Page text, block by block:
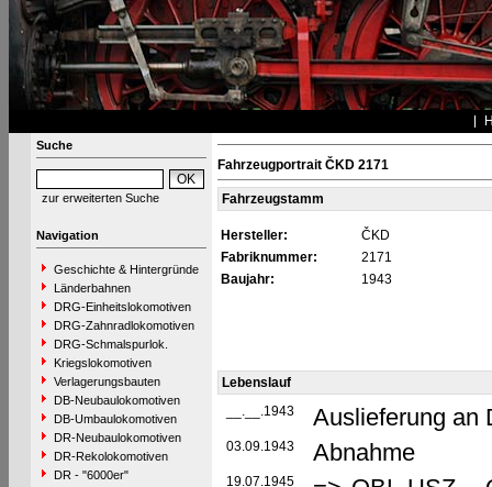
Suche
zur erweiterten Suche
Navigation
Geschichte & Hintergründe
Länderbahnen
DRG-Einheitslokomotiven
DRG-Zahnradlokomotiven
DRG-Schmalspurlok.
Kriegslokomotiven
Verlagerungsbauten
DB-Neubaulokomotiven
DB-Umbaulokomotiven
DR-Neubaulokomotiven
DR-Rekolokomotiven
DR - "6000er"
Fahrzeugportrait ČKD 2171
Fahrzeugstamm
Hersteller:
ČKD
Fabriknummer:
2171
Baujahr:
1943
Lebenslauf
__.__.1943
Auslieferung an
03.09.1943 Abnahme
19.07.1945